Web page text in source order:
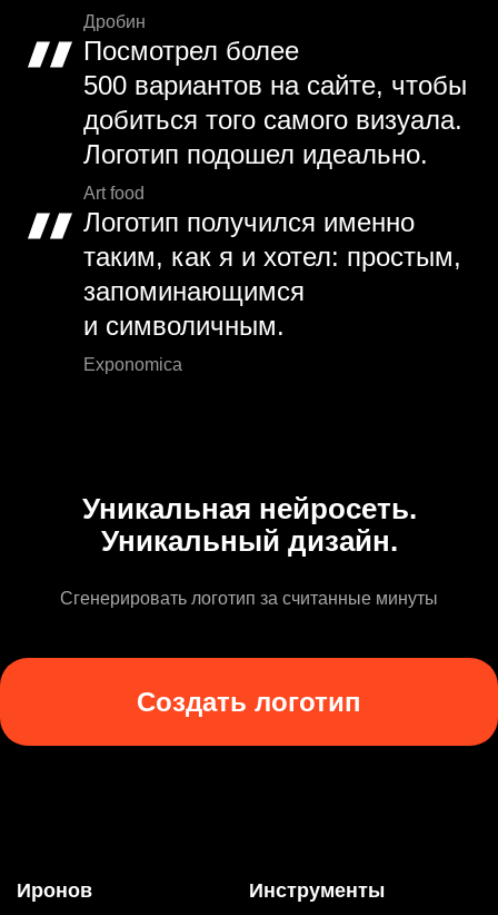
Дробин
Посмотрел более
500 вариантов на сайте, чтобы
добиться того самого визуала.
Логотип подошел идеально.
Art food
Логотип получился именно
таким, как я и хотел: простым,
запоминающимся
и символичным.
Exponomica
Уникальная нейросеть.
Уникальный дизайн.
Сгенерировать логотип за считанные минуты
Создать логотип
Иронов Инструменты